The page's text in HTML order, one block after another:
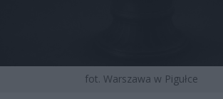
fot. Warszawa w Pigułce